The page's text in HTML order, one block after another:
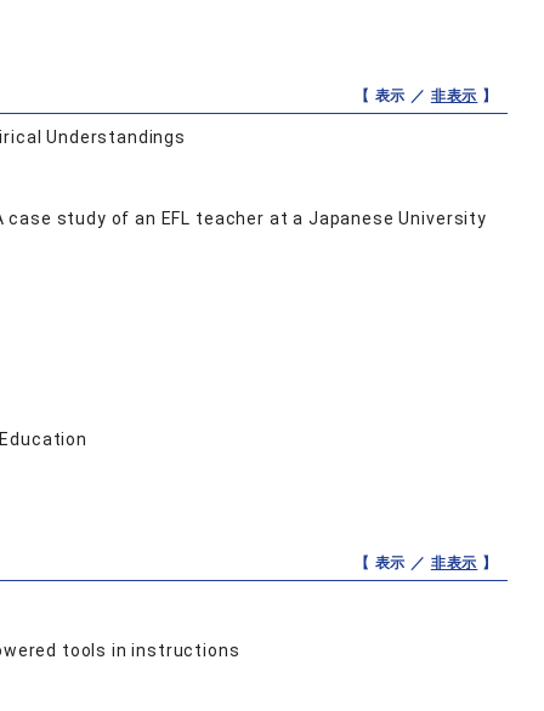
【 表示 ／ 非表示 】
Understandings
study of an EFL teacher at a Japanese University
【 表示 ／ 非表示 】
tools in instructions